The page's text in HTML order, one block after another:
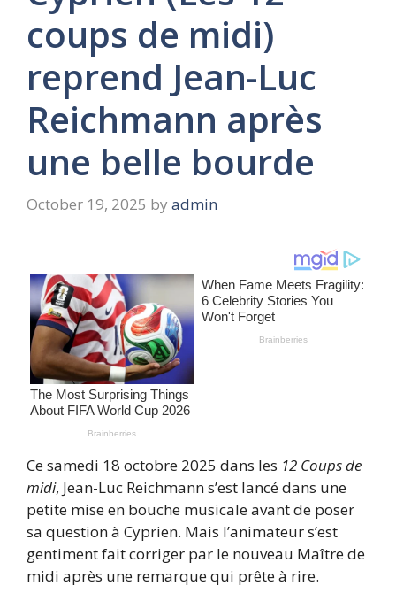
coups de midi)
reprend Jean-Luc
Reichmann après
une belle bourde
October 19, 2025 by admin
Ce samedi 18 octobre 2025 dans les 12 Coups de
midi, Jean-Luc Reichmann s’est lancé dans une
petite mise en bouche musicale avant de poser
sa question à Cyprien. Mais l’animateur s’est
gentiment fait corriger par le nouveau Maître de
midi après une remarque qui prête à rire.